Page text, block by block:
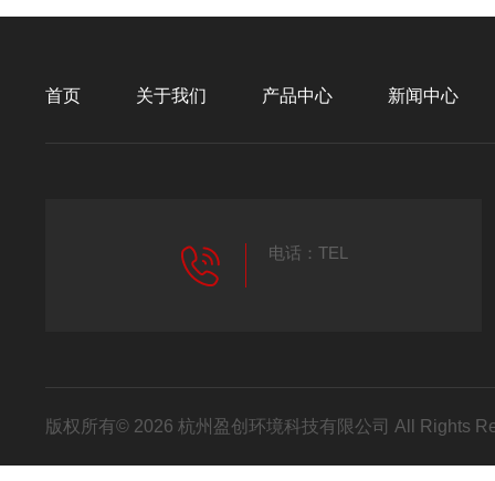
首页 关于我们 产品中心 新闻中心
电话：TEL
版权所有© 2026 杭州盈创环境科技有限公司 All Rights